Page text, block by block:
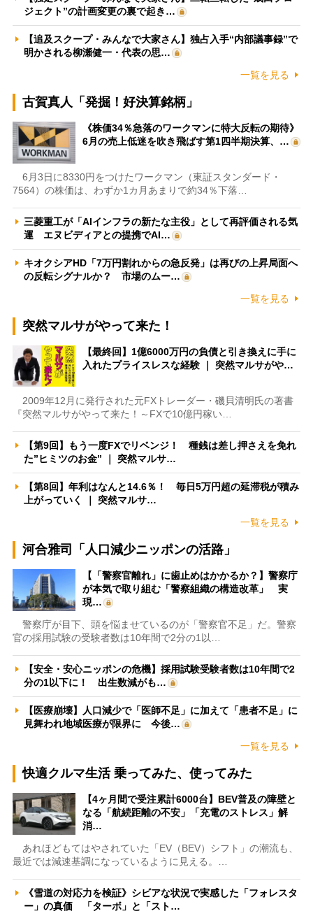
ジェクト”の計画変更の裏で起き…
【追及スクープ・みんなで大家さん】独占入手“内部議事録”で
明かされる柳瀬健一・代表の思…
一覧を見る
古賀真人「発掘！好決算銘柄」
《株価34％急落のワークマンに特大反転の期待》
6月の売上低迷を吹き飛ばす第1四半期決算、…
6月3日に8330円をつけたワークマン（東証スタンダード・
7564）の株価は、わずか1カ月あまりで約34％下落…
三菱重工が「AIインフラの新たな主役」として再評価される気
運 エヌビディアとの提携でAI…
キオクシアHD「7万円割れからの急反発」は再びの上昇局面へ
の反転シグナルか？ 市場のムー…
一覧を見る
突然マルサがやって来た！
【最終回】1億6000万円の負債と引き換えに手に
入れたプライスレスな経験 ｜ 突然マルサがや…
2009年12月に発行された元FXトレーダー・磯貝清明氏の著書
『突然マルサがやって来た！～FXで10億円稼い…
【第9回】もう一度FXでリベンジ！ 種銭は差し押さえを免れ
た”ヒミツのお金” ｜ 突然マルサ…
【第8回】年利はなんと14.6％！ 毎日5万円超の延滞税が積み
上がっていく ｜ 突然マルサ…
一覧を見る
河合雅司「人口減少ニッポンの活路」
【「警察官離れ」に歯止めはかかるか？】警察庁
が本気で取り組む「警察組織の構造改革」 実
現…
警察庁が目下、頭を悩ませているのが「警察官不足」だ。警察
官の採用試験の受験者数は10年間で2分の1以…
【安全・安心ニッポンの危機】採用試験受験者数は10年間で2
分の1以下に！ 出生数減がも…
【医療崩壊】人口減少で「医師不足」に加えて「患者不足」に
見舞われ地域医療が限界に 今後…
一覧を見る
快適クルマ生活 乗ってみた、使ってみた
【4ヶ月間で受注累計6000台】BEV普及の障壁と
なる「航続距離の不安」「充電のストレス」解
消…
あれほどもてはやされていた「EV（BEV）シフト」の潮流も、
最近では減速基調になっているように見える。…
《雪道の対応力を検証》シビアな状況で実感した「フォレスタ
ー」の真価 「ターボ」と「スト…